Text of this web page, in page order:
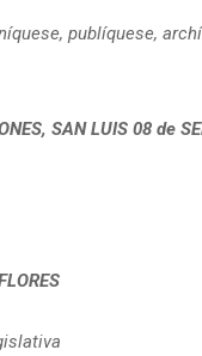
publíquese,
SAN LUIS 08 de